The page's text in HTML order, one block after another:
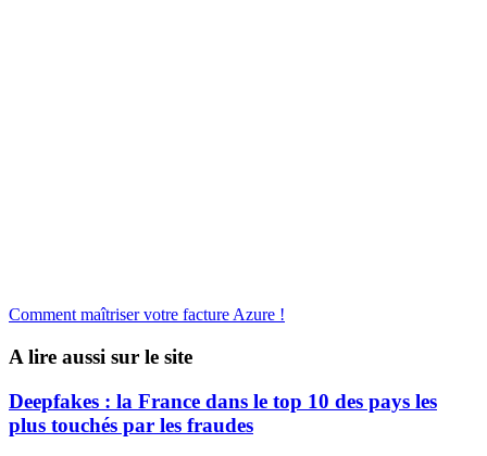
Comment maîtriser votre facture Azure !
A lire aussi sur le site
Deepfakes : la France dans le top 10 des pays les
plus touchés par les fraudes